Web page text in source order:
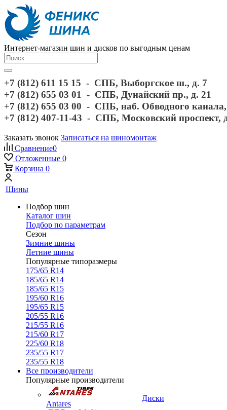
Интернет-магазин шин и дисков по выгодным ценам
+7 (812) 611 15 15 - СПБ, Выборгское ш., д. 7
+7 (812) 655 03 01 - СПБ, Дунайский пр., д. 21
+7 (812) 655 03 00 - СПБ, наб. Обводного
+7 (812) 407-11-43 - СПБ, Московский проспект,
Заказать звонок Записаться на шиномонтаж
Сравнение0
Отложенные 0
Корзина 0
Шины
Подбор шин
Каталог шин
Подбор по параметрам
Сезон
Зимние шины
Летние шины
Популярные типоразмеры
175/65 R14
185/65 R14
185/65 R15
195/60 R16
195/65 R15
205/55 R16
215/55 R16
215/60 R17
225/60 R18
235/55 R17
235/55 R18
Все производители
Популярные производители
Antares
Диски